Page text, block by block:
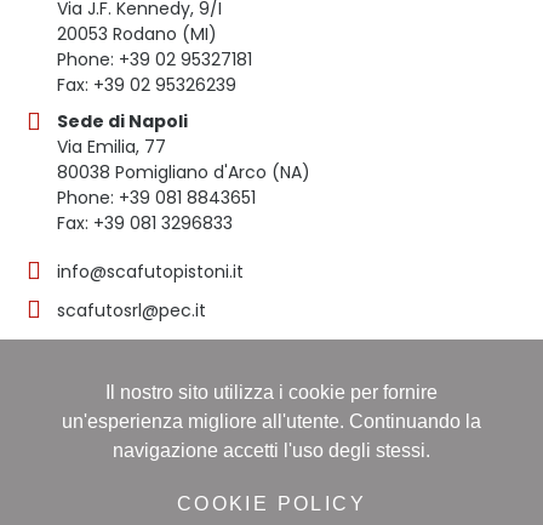
Via J.F. Kennedy, 9/I
20053 Rodano (MI)
Phone: +39 02 95327181
Fax: +39 02 95326239
Sede di Napoli
Via Emilia, 77
80038 Pomigliano d'Arco (NA)
Phone: +39 081 8843651
Fax: +39 081 3296833
info@scafutopistoni.it
scafutosrl@pec.it
© 2023 SCAFUTO S.R.L. | TUTTI I DIRITTI RISERVATI | P.
IVA 03536691219
16/11/1998, Numero REA: NA-608490 - Capitale sociale:
60.000,00 i.v
Il nostro sito utilizza i cookie per fornire
un'esperienza migliore all'utente. Continuando la
navigazione accetti l'uso degli stessi.
COOKIE POLICY